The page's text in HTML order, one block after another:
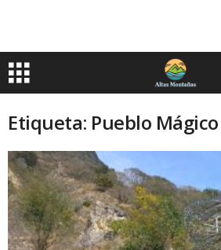
Etiqueta: Pueblo Mágico